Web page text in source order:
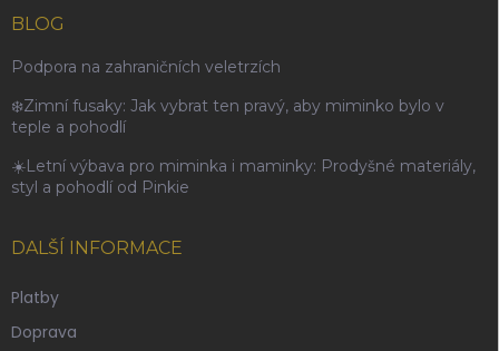
BLOG
Podpora na zahraničních veletrzích
❄️Zimní fusaky: Jak vybrat ten pravý, aby miminko bylo v
teple a pohodlí
☀️Letní výbava pro miminka i maminky: Prodyšné materiály,
styl a pohodlí od Pinkie
DALŠÍ INFORMACE
Platby
Doprava